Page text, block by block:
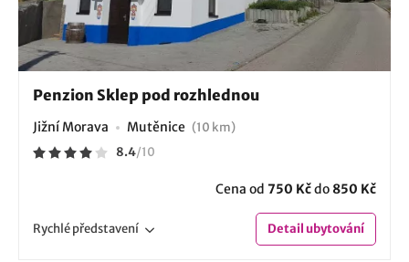
Penzion Sklep pod rozhlednou
Jižní Morava Mutěnice (10 km)
8.4/10
Cena od 750 Kčdo 850 Kč
Rychlépředstavení Detailubytování